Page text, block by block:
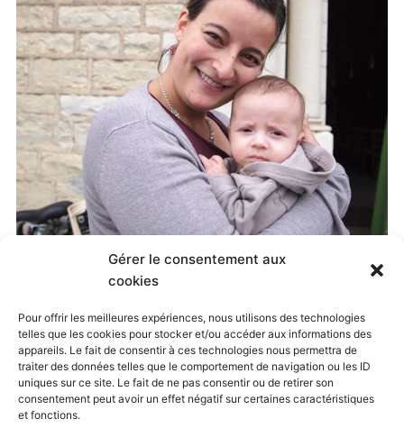
Gérer le consentement aux
cookies
Pour offrir les meilleures expériences, nous utilisons des technologies
telles que les cookies pour stocker et/ou accéder aux informations des
appareils. Le fait de consentir à ces technologies nous permettra de
traiter des données telles que le comportement de navigation ou les ID
uniques sur ce site. Le fait de ne pas consentir ou de retirer son
consentement peut avoir un effet négatif sur certaines caractéristiques
et fonctions.
11 septembre 2017
Installation du nouveau curé . Both comments and
trackbacks are currently closed.
← Previous